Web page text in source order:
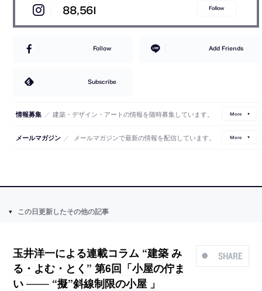
88,561 Follow
Follow Add Friends
Subscribe
情報募集 ／ 建築・デザイン・アートの情報を随時募集しています。 More
メールマガジン ／ メールマガジンで最新の情報を配信しています。 More
この日更新したその他の記事
SHARE
玉井洋一による連載コラム “建築 み
る・よむ・とく” 第6回「小屋の佇ま
い ─── “擬”斜線制限の小屋 」